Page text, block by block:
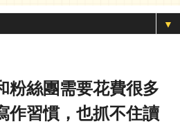
▼
粉絲團需要花費很多
作習慣，也抓不住讀